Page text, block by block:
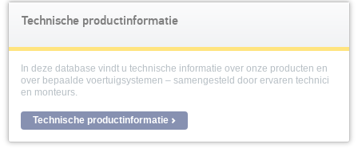
Technische productinformatie
In deze database vindt u technische informatie over onze producten en
over bepaalde voertuigsystemen – samengesteld door ervaren technici
en monteurs.
Technische productinformatie